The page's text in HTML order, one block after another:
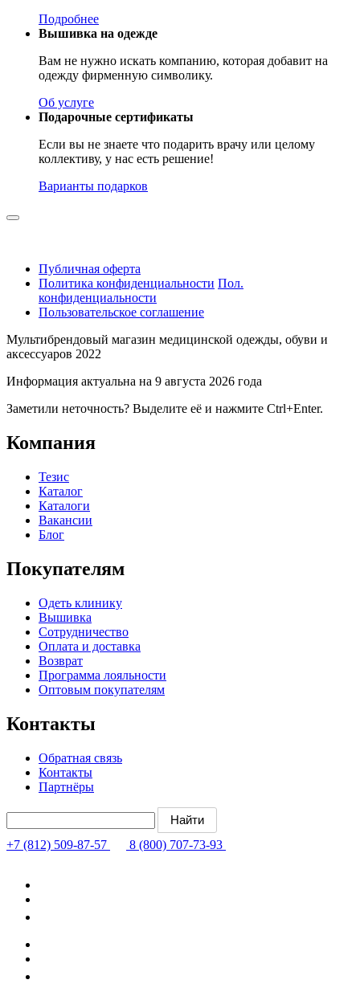
Подробнее
Вышивка на одежде
Вам не нужно искать компанию, которая добавит на
одежду фирменную символику.
Об услуге
Подарочные сертификаты
Если вы не знаете что подарить врачу или целому
коллективу, у нас есть решение!
Варианты подарков
Публичная оферта
Политика конфиденциальности Пол.
конфиденциальности
Пользовательское соглашение
Мультибрендовый магазин медицинской одежды, обуви и
аксессуаров 2022
Информация актуальна на 9 августа 2026 года
Заметили неточность? Выделите её и нажмите Ctrl+Enter.
Компания
Тезис
Каталог
Каталоги
Вакансии
Блог
Покупателям
Одеть клинику
Вышивка
Сотрудничество
Оплата и доставка
Возврат
Программа лояльности
Оптовым покупателям
Контакты
Обратная связь
Контакты
Партнёры
+7 (812) 509-87-57 8 (800) 707-73-93